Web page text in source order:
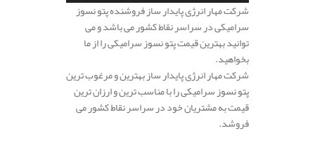
شرکت مهار انرژی پایدار ساز فروشنده پتو نسوز
سرامیکی در سراسر نقاط کشور می باشد و می
توانید بهترین قیمت پتو نسوز سرامیکی را از ما
بخواهید.
شرکت مهار انرژی پایدار ساز بهترین و مرغوب ترین
پتو نسوز سرامیکی را با مناسب ترین و ارزان ترین
قیمت به مشتریان خود در سراسر نقاط کشور می
فروشد.